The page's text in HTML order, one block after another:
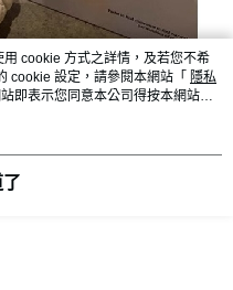
cookie 方式之詳情，及若您不希
cookie 設定，請參閱本網站「 隱私
即表示您同意本公司得按本網站使